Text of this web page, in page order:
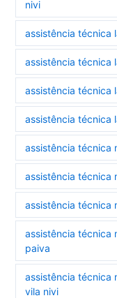
nivi
assistência técnica
assistência técnica
assistência técnica
assistência técnica
assistência técnica
assistência técnica
assistência técnica
assistência técnica
paiva
assistência técnica
vila nivi